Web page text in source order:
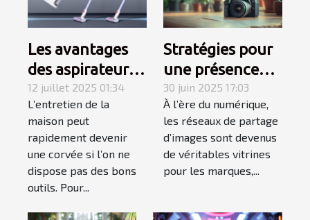
Les avantages
des aspirateurs
balais sans fil
pour un ménage
efficace
12 juillet 2025 01:34
L’entretien de la
maison peut
rapidement devenir
une corvée si l’on ne
dispose pas des bons
outils. Pour...
Stratégies pour
une présence
efficace sur les
réseaux de
partage
d'images
30 juin 2025 17:03
À l’ère du numérique,
les réseaux de partage
d’images sont devenus
de véritables vitrines
pour les marques,...